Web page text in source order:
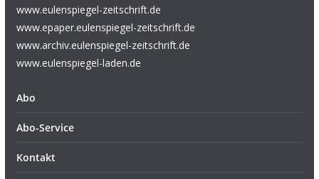
www.eulenspiegel-zeitschrift.de
www.epaper.eulenspiegel-zeitschrift.de
www.archiv.eulenspiegel-zeitschrift.de
www.eulenspiegel-laden.de
Abo
Abo-Service
Kontakt